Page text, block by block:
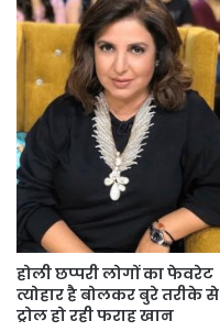
होली छप्परी लोगों का फेवरेट
त्योहार है बोलकर बुरे तरीके से
ट्रोल हो रही फराह खान